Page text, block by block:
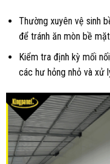
Thường xuyên vệ sinh
để tránh ăn mòn bề
Kiểm tra định kỳ mối
các hư hỏng nhỏ và xử